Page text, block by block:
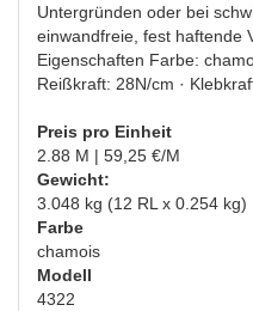
Untergründen oder bei
einwandfreie, fest haftende
Eigenschaften Farbe:
Reißkraft: 28N/cm ·
Preis pro Einheit
2.88 M | 59,25 €/M
Gewicht:
3.048 kg (12 RL x 0.254 kg)
Farbe
chamois
Modell
4322